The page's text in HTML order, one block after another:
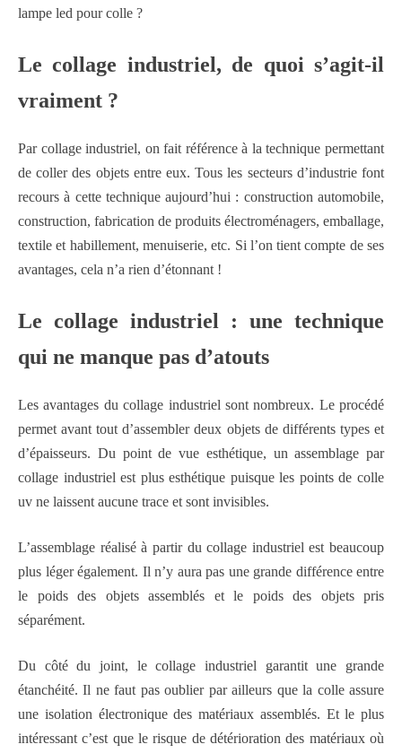
lampe led pour colle ?
Le collage industriel, de quoi s’agit-il
vraiment ?
Par collage industriel, on fait référence à la technique permettant
de coller des objets entre eux. Tous les secteurs d’industrie font
recours à cette technique aujourd’hui : construction automobile,
construction, fabrication de produits électroménagers, emballage,
textile et habillement, menuiserie, etc. Si l’on tient compte de ses
avantages, cela n’a rien d’étonnant !
Le collage industriel : une technique
qui ne manque pas d’atouts
Les avantages du collage industriel sont nombreux. Le procédé
permet avant tout d’assembler deux objets de différents types et
d’épaisseurs. Du point de vue esthétique, un assemblage par
collage industriel est plus esthétique puisque les points de colle
uv ne laissent aucune trace et sont invisibles.
L’assemblage réalisé à partir du collage industriel est beaucoup
plus léger également. Il n’y aura pas une grande différence entre
le poids des objets assemblés et le poids des objets pris
séparément.
Du côté du joint, le collage industriel garantit une grande
étanchéité. Il ne faut pas oublier par ailleurs que la colle assure
une isolation électronique des matériaux assemblés. Et le plus
intéressant c’est que le risque de détérioration des matériaux où